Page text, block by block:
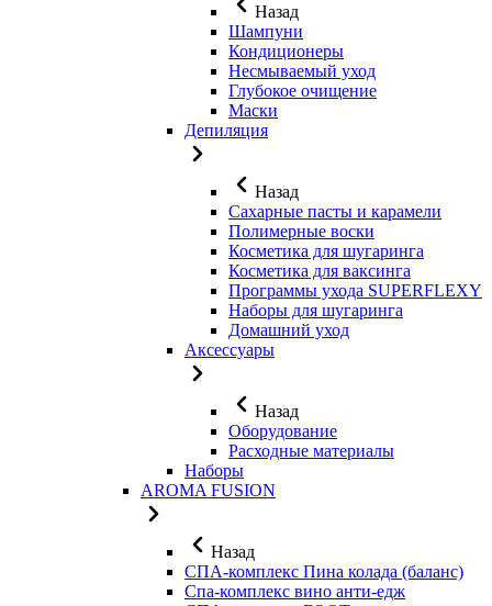
Назад
Шампуни
Кондиционеры
Несмываемый уход
Глубокое очищение
Маски
Депиляция
Назад
Сахарные пасты и карамели
Полимерные воски
Косметика для шугаринга
Косметика для ваксинга
Программы ухода SUPERFLEXY
Наборы для шугаринга
Домашний уход
Аксессуары
Назад
Оборудование
Расходные материалы
Наборы
AROMA FUSION
Назад
СПА-комплекс Пина колада (баланс)
Cпа-комплекс вино анти-едж